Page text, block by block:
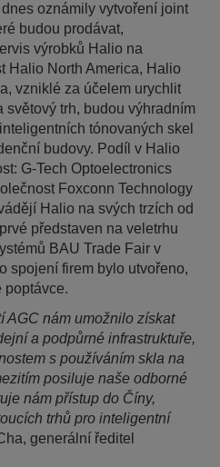
oznámily vytvoření joint
budou prodávat,
výrobků Halio na
Halio North America, Halio
vzniklé za účelem urychlit
světový trh, budou výhradním
tónovaných skel
budovy. Podíl v Halio
G-Tech Optoelectronics
Foxconn Technology
Halio na svých trzích od
představen na veletrhu
BAU Trade Fair v
spojení firem bylo utvořeno,
poptávce.
AGC nám umožnilo získat
a podpůrné infrastruktuře,
s používáním skla na
posiluje naše odborné
nám přístup do Číny,
trhů pro inteligentní
generální ředitel